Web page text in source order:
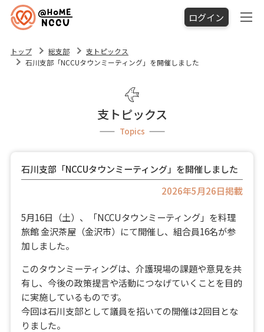
ログイン
トップ 総支部
支トピックス
石川支部「NCCUタウンミーティング」を開催しました
支トピックス
Topics
石川支部「NCCUタウンミーティング」を開催しました
2026年5月26日掲載
5月16日（土）、「NCCUタウンミーティング」を料理
旅館 金沢茶屋（金沢市）にて開催し、組合員16名が参
加しました。
このタウンミーティングは、介護現場の課題や意見を共
有し、今後の政策提言や活動につなげていくことを目的
に実施しているものです。
今回は石川支部として議員を招いての開催は2回目とな
りました。